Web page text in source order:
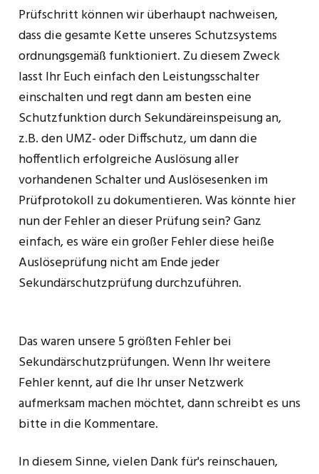
Prüfschritt können wir überhaupt nachweisen,
dass die gesamte Kette unseres Schutzsystems
ordnungsgemäß funktioniert. Zu diesem Zweck
lasst Ihr Euch einfach den Leistungsschalter
einschalten und regt dann am besten eine
Schutzfunktion durch Sekundäreinspeisung an,
z.B. den UMZ- oder Diffschutz, um dann die
hoffentlich erfolgreiche Auslösung aller
vorhandenen Schalter und Auslösesenken im
Prüfprotokoll zu dokumentieren. Was könnte hier
nun der Fehler an dieser Prüfung sein? Ganz
einfach, es wäre ein großer Fehler diese heiße
Auslöseprüfung nicht am Ende jeder
Sekundärschutzprüfung durchzuführen.
Das waren unsere 5 größten Fehler bei
Sekundärschutzprüfungen. Wenn Ihr weitere
Fehler kennt, auf die Ihr unser Netzwerk
aufmerksam machen möchtet, dann schreibt es uns
bitte in die Kommentare.
In diesem Sinne, vielen Dank für's reinschauen,